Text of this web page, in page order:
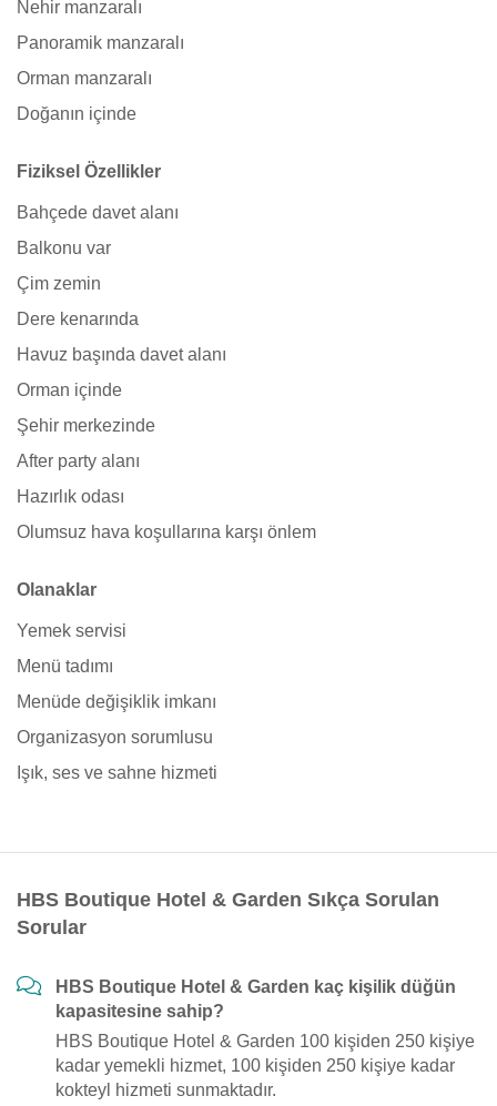
Nehir manzaralı
Panoramik manzaralı
Orman manzaralı
Doğanın içinde
Fiziksel Özellikler
Bahçede davet alanı
Balkonu var
Çim zemin
Dere kenarında
Havuz başında davet alanı
Orman içinde
Şehir merkezinde
After party alanı
Hazırlık odası
Olumsuz hava koşullarına karşı önlem
Olanaklar
Yemek servisi
Menü tadımı
Menüde değişiklik imkanı
Organizasyon sorumlusu
Işık, ses ve sahne hizmeti
HBS Boutique Hotel & Garden Sıkça Sorulan
Sorular
HBS Boutique Hotel & Garden kaç kişilik düğün
kapasitesine sahip?
HBS Boutique Hotel & Garden 100 kişiden 250 kişiye
kadar yemekli hizmet, 100 kişiden 250 kişiye kadar
kokteyl hizmeti sunmaktadır.